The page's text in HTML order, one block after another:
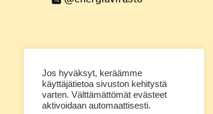
Jos hyväksyt, keräämme
käyttäjätietoa sivuston kehitystä
varten. Välttämättömät evästeet
aktivoidaan automaattisesti.